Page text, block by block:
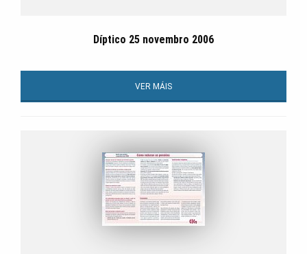
Díptico 25 novembro 2006
VER MÁIS